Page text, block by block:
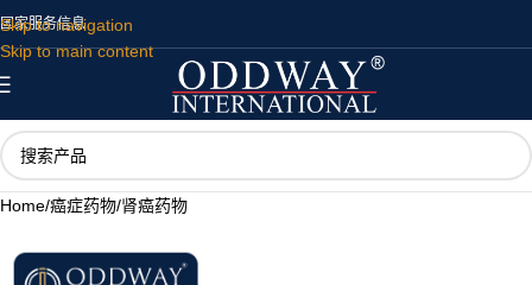
Skip to navigation
Skip to main content
国家服务信息
Home/癌症药物/肾癌药物